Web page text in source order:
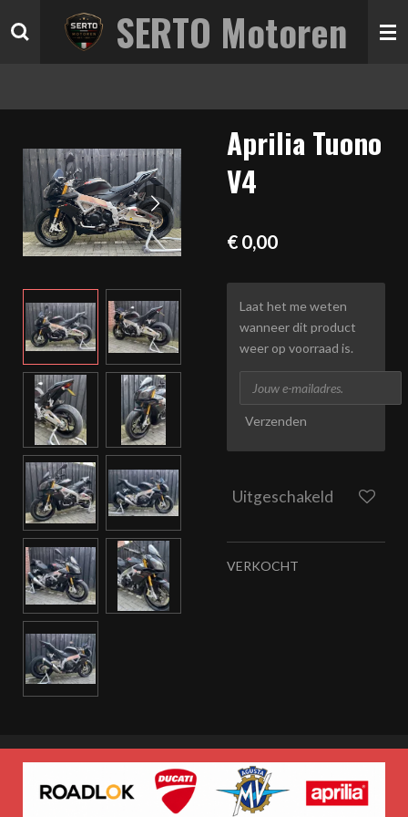
direct
SERTO Motoren
Aprilia Tuono
V4
€ 0,00
Laat het me weten
wanneer dit product
weer op voorraad is.
Verzenden
Uitgeschakeld
VERKOCHT